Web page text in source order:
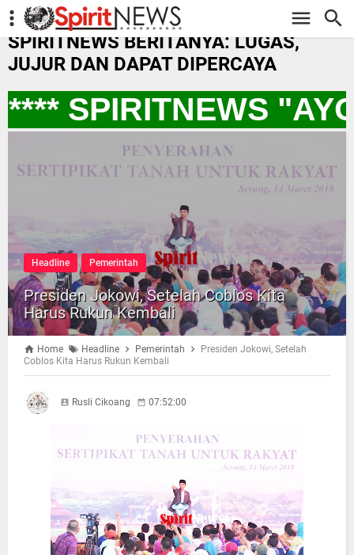
-->
SPIRITNEWS BERITANYA: LUGAS,
JUJUR DAN DAPAT DIPERCAYA
SPIRITNEWS "AYO
Headline Pemerintah
Presiden Jokowi, Setelah Coblos Kita
Harus Rukun Kembali
Home Headline Pemerintah
Presiden Jokowi, Setelah
Coblos Kita Harus Rukun Kembali
Rusli Cikoang 07:52:00